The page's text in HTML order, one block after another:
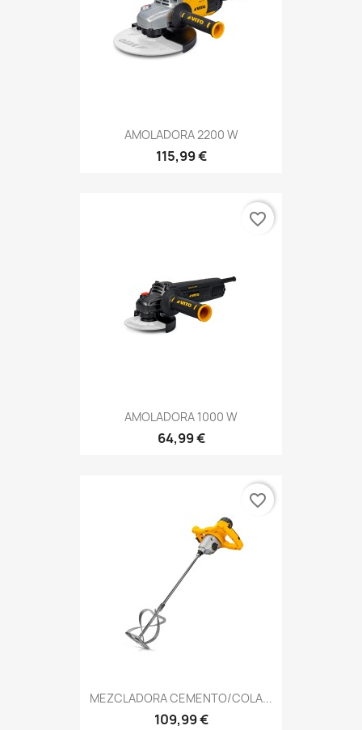
AMOLADORA 2200 W
115,99 €
AMOLADORA 1000 W
64,99 €
favorite_border
MEZCLADORA CEMENTO/COLA...
109,99 €
favorite_border